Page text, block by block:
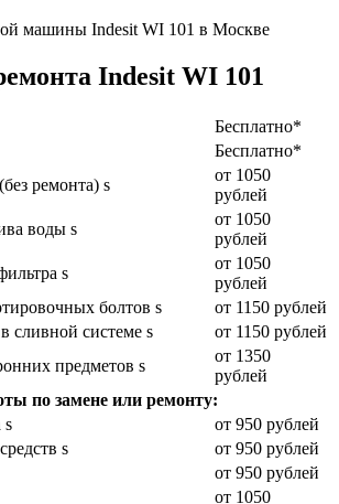
Indesit WI 101
Бесплатно*
Бесплатно*
ремонта) s
от 1050
рублей
воды s
от 1050
рублей
s
от 1050
рублей
болтов s
от 1150 рублей
сливной системе s
от 1150 рублей
предметов s
от 1350
рублей
по замене или ремонту:
s
от 950 рублей
s
от 950 рублей
от 950 рублей
от 1050